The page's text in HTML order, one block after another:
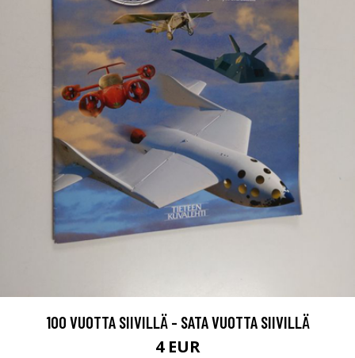
100 VUOTTA SIIVILLÄ - SATA VUOTTA SIIVILLÄ
4 EUR